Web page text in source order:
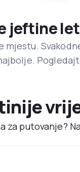
jeftine
mjestu.
za putovanje?